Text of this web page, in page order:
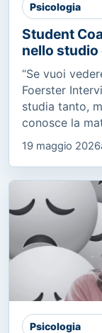
Psicologia
Student
nello studio
“Se vuoi
Foerster
studia tanto,
conosce la
19 maggio 2026
Psicologia